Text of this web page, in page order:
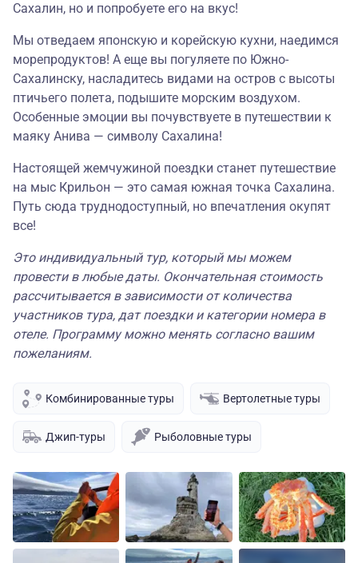
Сахалин, но и попробуете его на вкус!
Мы отведаем японскую и корейскую кухни, наедимся
морепродуктов! А еще вы погуляете по Южно-
Сахалинску, насладитесь видами на остров с высоты
птичьего полета, подышите морским воздухом.
Особенные эмоции вы почувствуете в путешествии к
маяку Анива — символу Сахалина!
Настоящей жемчужиной поездки станет путешествие
на мыс Крильон — это самая южная точка Сахалина.
Путь сюда труднодоступный, но впечатления окупят
все!
Это индивидуальный тур, который мы можем
провести в любые даты. Окончательная стоимость
рассчитывается в зависимости от количества
участников тура, дат поездки и категории номера в
отеле. Программу можно менять согласно вашим
пожеланиям.
Комбинированные туры Вертолетные туры
Джип-туры Рыболовные туры